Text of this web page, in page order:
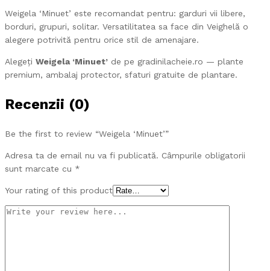
Weigela ‘Minuet’ este recomandat pentru: garduri vii libere,
borduri, grupuri, solitar. Versatilitatea sa face din Veighelă o
alegere potrivită pentru orice stil de amenajare.
Alegeți Weigela ‘Minuet’ de pe gradinilacheie.ro — plante
premium, ambalaj protector, sfaturi gratuite de plantare.
Recenzii (0)
Be the first to review “Weigela ‘Minuet’”
Adresa ta de email nu va fi publicată. Câmpurile obligatorii
sunt marcate cu *
Your rating of this product